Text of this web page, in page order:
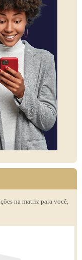
na matriz para você,